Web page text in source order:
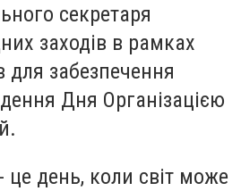
секретаря
заходів в рамках
для забезпечення
Дня Організацією
день, коли світ може